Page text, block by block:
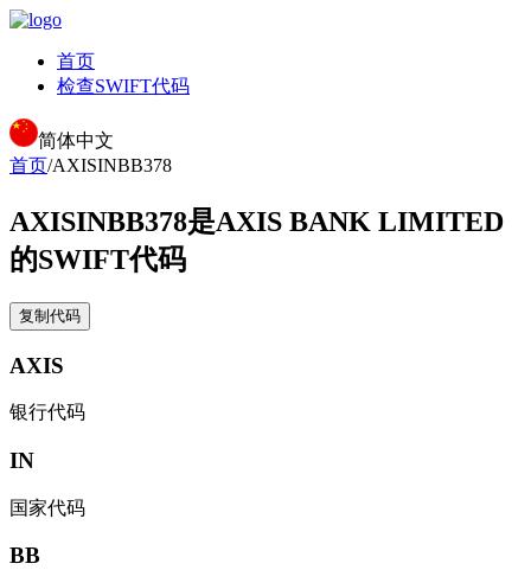
首页
检查SWIFT代码
简体中文
首页/AXISINBB378
AXISINBB378是AXIS BANK LIMITED
的SWIFT代码
复制代码
AXIS
银行代码
IN
国家代码
BB